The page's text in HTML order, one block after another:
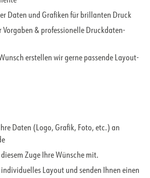
Daten und Grafiken für brillanten Druck
Vorgaben & professionelle Druckdaten-
erstellen wir gerne passende Layout-
Daten (Logo, Grafik, Foto, etc.) an
diesem Zuge Ihre Wünsche mit.
Layout und senden Ihnen einen